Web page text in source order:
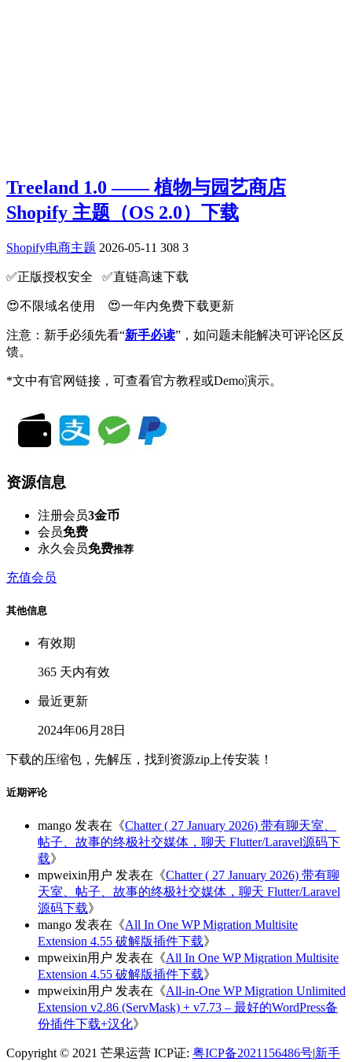
Treeland 1.0 —— 植物与园艺商店
Shopify 主题（OS 2.0）下载
Shopify电商主题 2026-05-11 308 3
✅️正版授权安全 ✅️直链高速下载
😍不限域名使用 😍一年内免费下载更新
注意：新手必须先看“新手必读”，如问题未能解决可评论区反
馈。
*文中有官网链接，可查看官方教程或Demo演示。
资源信息
注册会员3金币
会员免费
永久会员免费推荐
充值会员
其他信息
有效期
365 天内有效
最近更新
2024年06月28日
下载的压缩包，先解压，找到资源zip上传安装！
近期评论
mango 发表在《Chatter ( 27 January 2026) 带有聊天室、
帖子、故事的终极社交媒体，聊天 Flutter/Laravel源码下
载》
mpweixin用户 发表在《Chatter ( 27 January 2026) 带有聊
天室、帖子、故事的终极社交媒体，聊天 Flutter/Laravel
源码下载》
mango 发表在《All In One WP Migration Multisite
Extension 4.55 破解版插件下载》
mpweixin用户 发表在《All In One WP Migration Multisite
Extension 4.55 破解版插件下载》
mpweixin用户 发表在《All-in-One WP Migration Unlimited
Extension v2.86 (ServMask) + v7.73 – 最好的WordPress备
份插件下载+汉化》
Copyright © 2021 芒果运营 ICP证: 粤ICP备2021156486号|新手